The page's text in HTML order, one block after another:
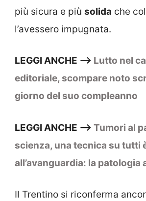
più sicura e più solida che
l’avessero impugnata.
LEGGI ANCHE –> Lutto nel
editoriale, scompare noto
giorno del suo compleanno
LEGGI ANCHE –> Tumori al
scienza, una tecnica su tutti
all’avanguardia: la patologia
Il Trentino si riconferma